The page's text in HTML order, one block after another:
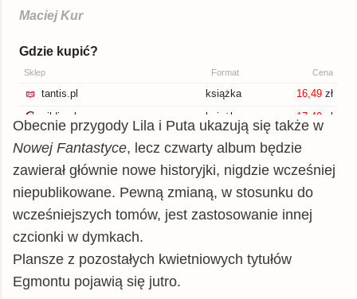
Obecnie przygody Lila i Puta ukazują się także w
Nowej Fantastyce, lecz czwarty album będzie
zawierał głównie nowe historyjki, nigdzie wcześniej
niepublikowane. Pewną zmianą, w stosunku do
wcześniejszych tomów, jest zastosowanie innej
czcionki w dymkach.
Plansze z pozostałych kwietniowych tytułów
Egmontu pojawią się jutro.